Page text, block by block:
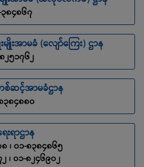
၈၄၈၆၇
ျိုးအာမခံ (လျော်ကြေး) ဌာန
၂၅၁၇၆၂
င့်အာမခံဌာန
၃၈၄၈၈၀
းရာဌာန
၊ ၀၁-၈၃၈၄၈၆၅
၊ ၀၁-၈၂၄၆၉၀၂